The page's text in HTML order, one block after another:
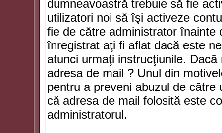
dumneavoastră trebuie să fie
utilizatori noi să îşi activeze
fie de către administrator înainte
înregistrat aţi fi aflat dacă este
atunci urmaţi instrucţiunile.
adresa de mail ? Unul din
pentru a preveni abuzul de către
că adresa de mail folosită este
administratorul.